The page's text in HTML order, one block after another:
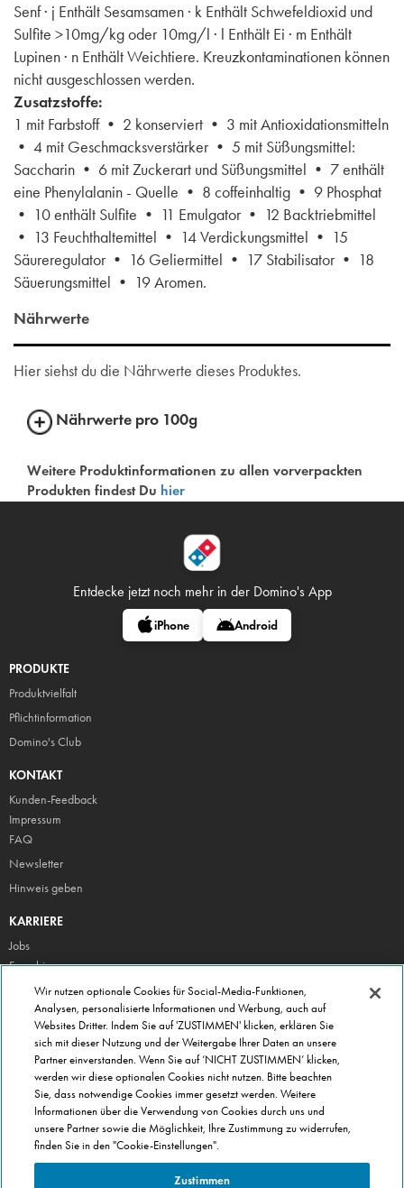
Senf · j Enthält Sesamsamen · k Enthält Schwefeldioxid und
Sulfite >10mg/kg oder 10mg/l · l Enthält Ei · m Enthält
Lupinen · n Enthält Weichtiere. Kreuzkontaminationen können
nicht ausgeschlossen werden.
Zusatzstoffe:
1 mit Farbstoff • 2 konserviert • 3 mit Antioxidationsmitteln
• 4 mit Geschmacksverstärker • 5 mit Süßungsmittel:
Saccharin • 6 mit Zuckerart und Süßungsmittel • 7 enthält
eine Phenylalanin - Quelle • 8 coffeinhaltig • 9 Phosphat
• 10 enthält Sulfite • 11 Emulgator • 12 Backtriebmittel
• 13 Feuchthaltemittel • 14 Verdickungsmittel • 15
Säureregulator • 16 Geliermittel • 17 Stabilisator • 18
Säuerungsmittel • 19 Aromen.
Nährwerte
Hier siehst du die Nährwerte dieses Produktes.
Nährwerte pro 100g
Weitere Produktinformationen zu allen vorverpackten
Produkten findest Du hier
Entdecke jetzt noch mehr in der Domino's App
iPhone Android
PRODUKTE
Produktvielfalt
Pflichtinformation
Domino's Club
KONTAKT
Kunden-Feedback
Impressum
FAQ
Newsletter
Hinweis geben
KARRIERE
Jobs
Franchise
ÜBER DOMINO'S
Storesuche
Presse
Domino's App
Unternehmen
Geschenkgutscheine
Cookie Einstellungen
Datenschutz
Allgemeine Geschäftsbedingungen
Wir nutzen optionale Cookies für Social-Media-Funktionen,
Analysen, personalisierte Informationen und Werbung, auch auf
Websites Dritter. Indem Sie auf 'ZUSTIMMEN' klicken, erklären Sie
sich mit dieser Nutzung und der Weitergabe Ihrer Daten an unsere
Partner einverstanden. Wenn Sie auf ‘NICHT ZUSTIMMEN’ klicken,
werden wir diese optionalen Cookies nicht nutzen. Bitte beachten
Sie, dass notwendige Cookies immer gesetzt werden. Weitere
Informationen über die Verwendung von Cookies durch uns und
unsere Partner sowie die Möglichkeit, Ihre Zustimmung zu widerrufen,
finden Sie in den "Cookie-Einstellungen".
Zustimmen